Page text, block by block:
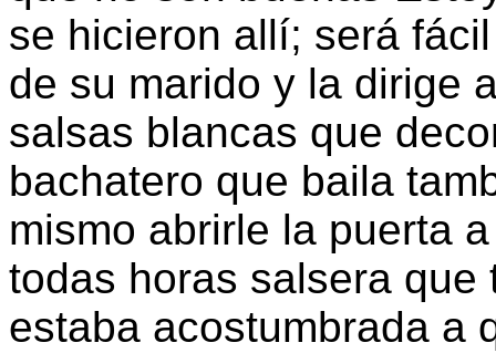
se hicieron allí; será
de su marido y la dirige
salsas blancas que
bachatero que baila
mismo abrirle la puerta
todas horas salsera
estaba acostumbrada a